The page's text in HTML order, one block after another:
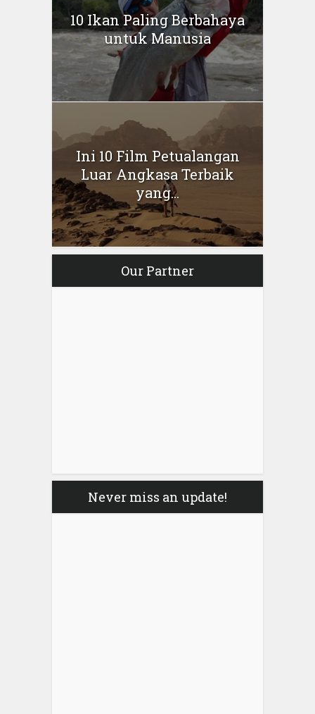
10 Ikan Paling Berbahaya
untuk Manusia
Ini 10 Film Petualangan
Luar Angkasa Terbaik
yang...
Our Partner
Never miss an update!